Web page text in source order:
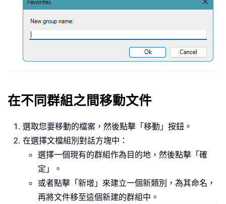
在不同群組之間移動文件
選取您要移動的檔案，然後點擊「移動」按鈕。
在選擇文檔組別對話方塊中：
選擇一個現有的群組作為目的地，然後點擊「確
定」。
或者點擊「新增」來建立一個新類別，為其命名，
再將文件移至這個新建的群組中。